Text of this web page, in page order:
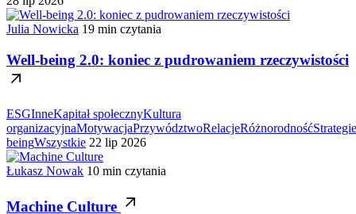
Julia Nowicka 19 min czytania
Well-being 2.0: koniec z pudrowaniem rzeczywistości
ESGInneKapitał społecznyKultura
organizacyjnaMotywacjaPrzywództwoRelacjeRóżnorodnośćStrategie
beingWszystkie 22 lip 2026
Łukasz Nowak 10 min czytania
Machine Culture